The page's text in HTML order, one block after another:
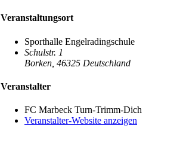
Veranstaltungsort
Sporthalle Engelradingschule
Schulstr. 1
Borken 46325 Deutschland
Veranstalter
FC Marbeck Turn-Trimm-Dich
Veranstalter-Website anzeigen